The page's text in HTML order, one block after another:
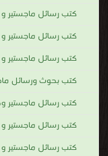
كتب رسائل ماجستير و
كتب رسائل ماجستير و
كتب رسائل ماجستير و
كتب بحوث ورسائل
كتب رسائل ماجستير
كتب رسائل ماجستير و
كتب رسائل ماجستير و